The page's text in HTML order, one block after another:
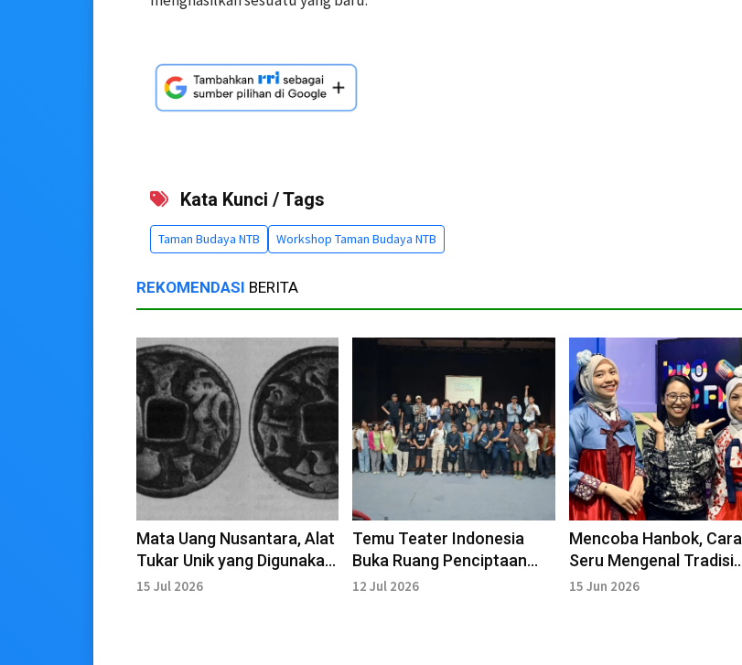
Kata Kunci / Tags
Taman Budaya NTB Workshop Taman Budaya NTB
REKOMENDASI BERITA
Mata Uang Nusantara, Alat
Tukar Unik yang Digunakan
pada Masa Kerajaan
15 Jul 2026
Temu Teater Indonesia
Buka Ruang Penciptaan
Kolaboratif Nasional
12 Jul 2026
Mencoba Hanbok, Cara
Seru Mengenal Tradisi
Korea Lebih Dekat
15 Jun 2026